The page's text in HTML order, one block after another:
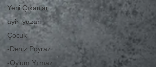
Yeni Çıkanlar
ayin-yazari
Çocuk
-Deniz Poyraz
-Oylum Yılmaz